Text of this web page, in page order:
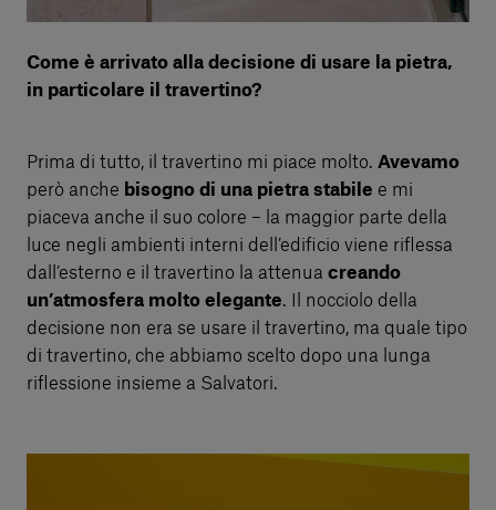
Come è arrivato alla decisione di usare la pietra,
in particolare il travertino?
Prima di tutto, il travertino mi piace molto. Avevamo
però anche bisogno di una pietra stabile e mi
piaceva anche il suo colore – la maggior parte della
luce negli ambienti interni dell’edificio viene riflessa
dall’esterno e il travertino la attenua creando
un’atmosfera molto elegante. Il nocciolo della
decisione non era se usare il travertino, ma quale tipo
di travertino, che abbiamo scelto dopo una lunga
riflessione insieme a Salvatori.